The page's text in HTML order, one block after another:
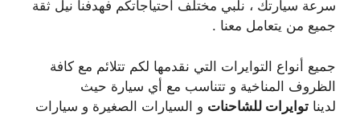
سرعة سيارتك ، نلبي مختلف احتياجاتكم فهدفنا نيل ثقة
جميع من يتعامل معنا .
جميع أنواع التوايرات التي نقدمها لكم تتلائم مع كافة
الظروف المناخية و تتناسب مع أي سيارة حيث
لدينا توايرات للشاحنات و السيارات الصغيرة و سيارات